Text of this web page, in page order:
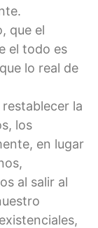
que el
el todo es
lo real de
la
los
en lugar
al salir al